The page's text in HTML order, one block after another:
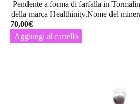
Pendente a forma di farfalla in
della marca Healthinity.Nome del
70,00€
Aggiungi al carrello